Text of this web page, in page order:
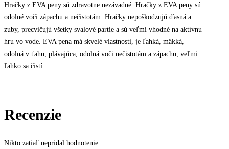
Hračky z EVA peny sú zdravotne nezávadné. Hračky z EVA peny sú
odolné voči zápachu a nečistotám. Hračky nepoškodzujú ďasná a
zuby, precvičujú všetky svalové partie a sú veľmi vhodné na aktívnu
hru vo vode. EVA pena má skvelé vlastnosti, je ľahká, mäkká,
odolná v ťahu, plávajúca, odolná voči nečistotám a zápachu, veľmi
ľahko sa čistí.
Recenzie
Nikto zatiaľ nepridal hodnotenie.